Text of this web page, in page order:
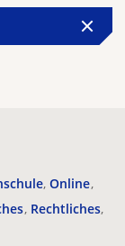
Online
Rechtliches